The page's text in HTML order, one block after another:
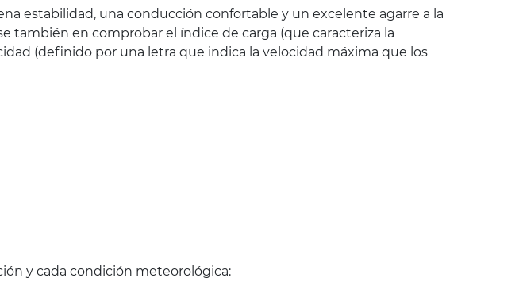
estabilidad, una conducción confortable y un excelente agarre a la
también en comprobar el índice de carga (que caracteriza la
(definido por una letra que indica la velocidad máxima que los
y cada condición meteorológica: